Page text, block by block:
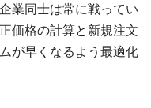
業同士は常に戦ってい
価格の計算と新規注文
が早くなるよう最適化